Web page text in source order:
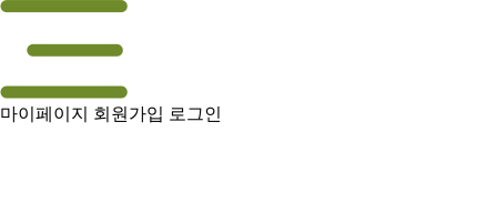
마이페이지 회원가입 로그인